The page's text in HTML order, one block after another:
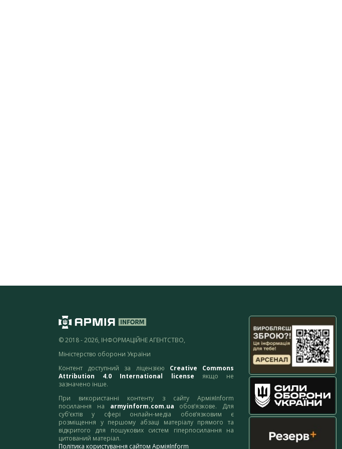
© 2018 - 2026, ІНФОРМАЦІЙНЕ АГЕНТСТВО,
Міністерство оборони України
Контент доступний за ліцензією Creative Commons
Attribution 4.0 International license якщо не
зазначено інше.
При використанні контенту з сайту АрміяInform
посилання на armyinform.com.ua обов’язкове. Для
суб’єктів у сфері онлайн-медіа обов’язковим є
розміщення у першому абзаці матеріалу прямого та
відкритого для пошукових систем гіперпосилання на
цитований матеріал.
Політика користування сайтом АрміяInform